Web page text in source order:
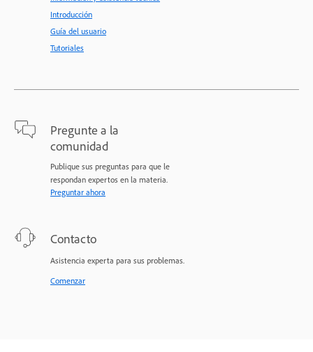
Introducción
Guía del usuario
Tutoriales
Pregunte a la
comunidad
Publique sus preguntas para que le
respondan expertos en la materia.
Preguntar ahora
Contacto
Asistencia experta para sus problemas.
Comenzar